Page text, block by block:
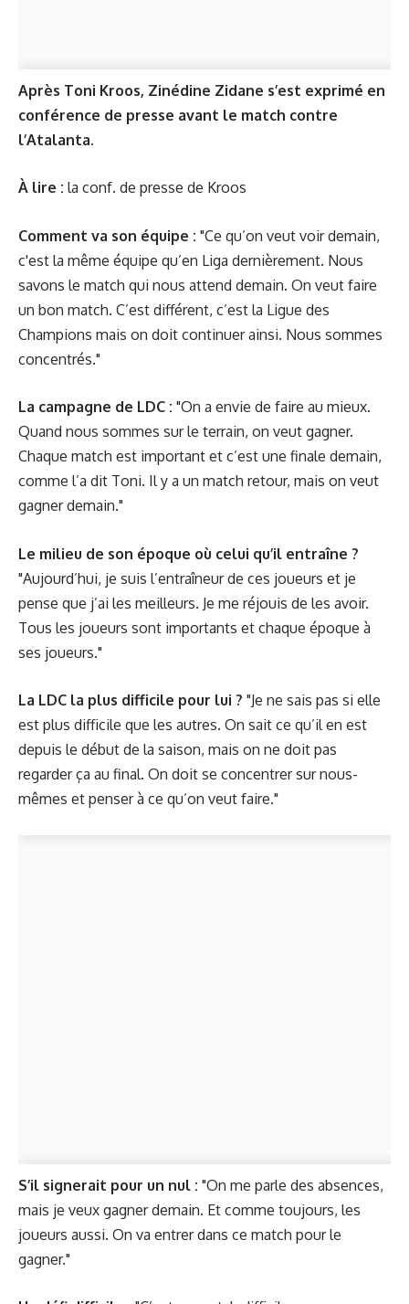
Après Toni Kroos, Zinédine Zidane s’est exprimé en
conférence de presse avant le match contre
l’Atalanta.
À lire : la conf. de presse de Kroos
Comment va son équipe : "Ce qu’on veut voir demain,
c'est la même équipe qu’en Liga dernièrement. Nous
savons le match qui nous attend demain. On veut faire
un bon match. C’est différent, c’est la Ligue des
Champions mais on doit continuer ainsi. Nous sommes
concentrés."
La campagne de LDC : "On a envie de faire au mieux.
Quand nous sommes sur le terrain, on veut gagner.
Chaque match est important et c’est une finale demain,
comme l’a dit Toni. Il y a un match retour, mais on veut
gagner demain."
Le milieu de son époque où celui qu’il entraîne ?
"Aujourd’hui, je suis l’entraîneur de ces joueurs et je
pense que j’ai les meilleurs. Je me réjouis de les avoir.
Tous les joueurs sont importants et chaque époque à
ses joueurs."
La LDC la plus difficile pour lui ? "Je ne sais pas si elle
est plus difficile que les autres. On sait ce qu’il en est
depuis le début de la saison, mais on ne doit pas
regarder ça au final. On doit se concentrer sur nous-
mêmes et penser à ce qu’on veut faire."
S’il signerait pour un nul : "On me parle des absences,
mais je veux gagner demain. Et comme toujours, les
joueurs aussi. On va entrer dans ce match pour le
gagner."